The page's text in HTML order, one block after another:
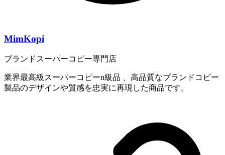
MimKopi
ブランドスーパーコピー専門店
業界最高級スーパーコピーn級品 、高品質なブランドコピー
製品のデザインや質感を忠実に再現した商品です。